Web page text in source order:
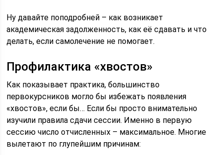
Ну давайте поподробней – как возникает
академическая задолженность, как её сдавать и что
делать, если самолечение не помогает.
Профилактика «хвостов»
Как показывает практика, большинство
первокурсников могло бы избежать появления
«хвостов», если бы… Если бы просто внимательно
изучили правила сдачи сессии. Именно в первую
сессию число отчисленных – максимальное. Многие
вылетают по глупейшим причинам: